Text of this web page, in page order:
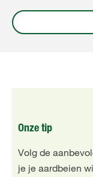
Onze tip
Volg de
je je aardbeien